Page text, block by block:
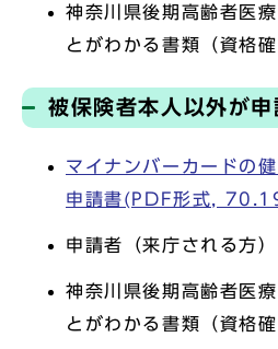
神奈川県後期高齢者医
とがわかる書類（資格確
被保険者本人以外が
マイナンバーカードの
申請書(PDF形式,
申請者（来庁される方
神奈川県後期高齢者医
とがわかる書類（資格確